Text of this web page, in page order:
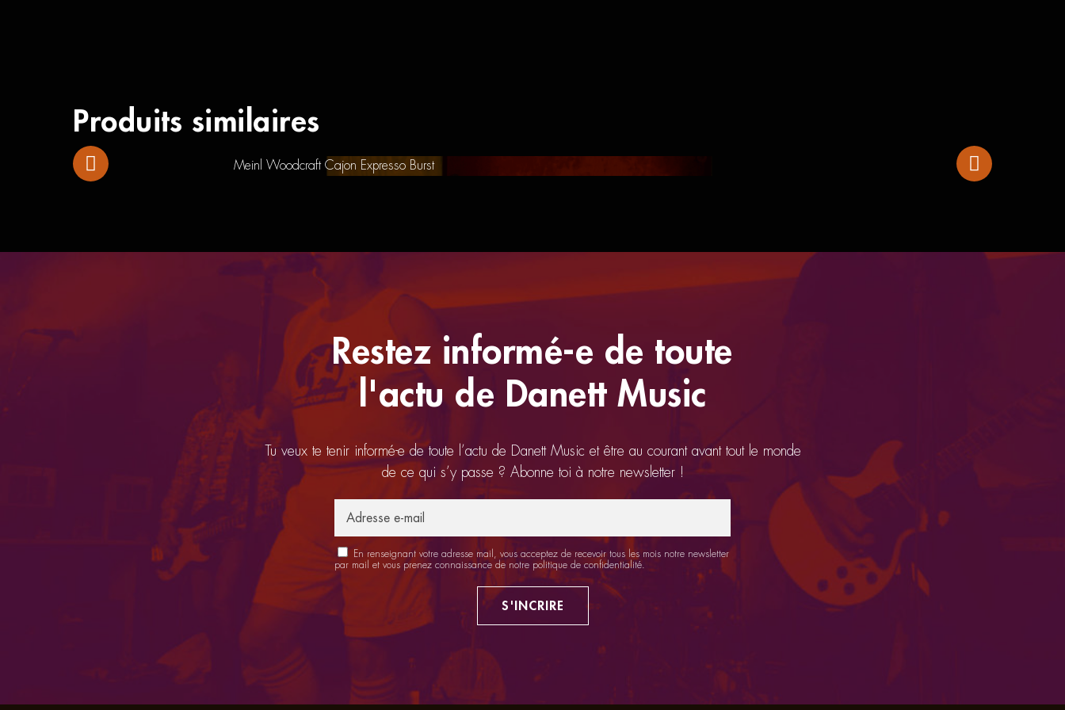
Produits similaires
Meinl Woodcraft Cajon Expresso Burst
Restez informé-e de toute
l'actu de Danett Music
Tu veux te tenir informé-e de toute l’actu de Danett Music et être au courant avant tout le monde
de ce qui s’y passe ? Abonne toi à notre newsletter !
En renseignant votre adresse mail, vous acceptez de recevoir tous les mois notre newsletter
par mail et vous prenez connaissance de notre politique de confidentialité
S'INCRIRE